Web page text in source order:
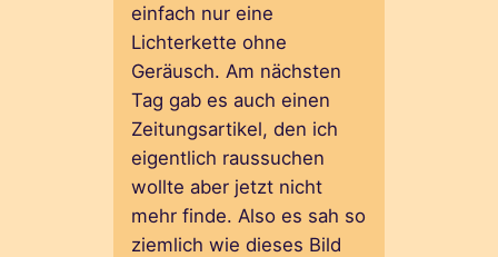
einfach nur eine
Lichterkette ohne
Geräusch. Am nächsten
Tag gab es auch einen
Zeitungsartikel, den ich
eigentlich raussuchen
wollte aber jetzt nicht
mehr finde. Also es sah so
ziemlich wie dieses Bild